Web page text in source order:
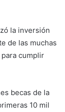
la inversión
de las muchas
cumplir
becas de la
10 mil